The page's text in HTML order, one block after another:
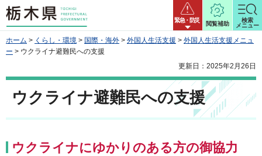
栃木県 緊急・防災
閲覧補助
検索
メニュー
ホーム > くらし・環境 > 国際・海外 > 外国人生活支援 > 外国人生活支援メニュ
ー > ウクライナ避難民への支援
更新日：2025年2月26日
ウクライナ避難民への支援
ウクライナにゆかりのある方の御協力